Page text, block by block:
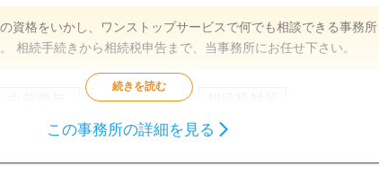
資格をいかし、ワンストップサービスで何でも相談できる事務所
相続手続きから相続税申告まで、当事務所にお任せ下さい。
相続税申告
この事務所の詳細を見る